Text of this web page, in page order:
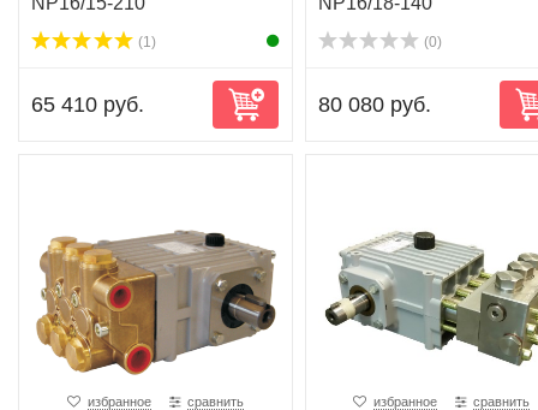
(1)
65 410 руб.
(0)
80 080 руб.
избранное сравнить избранное сравнить